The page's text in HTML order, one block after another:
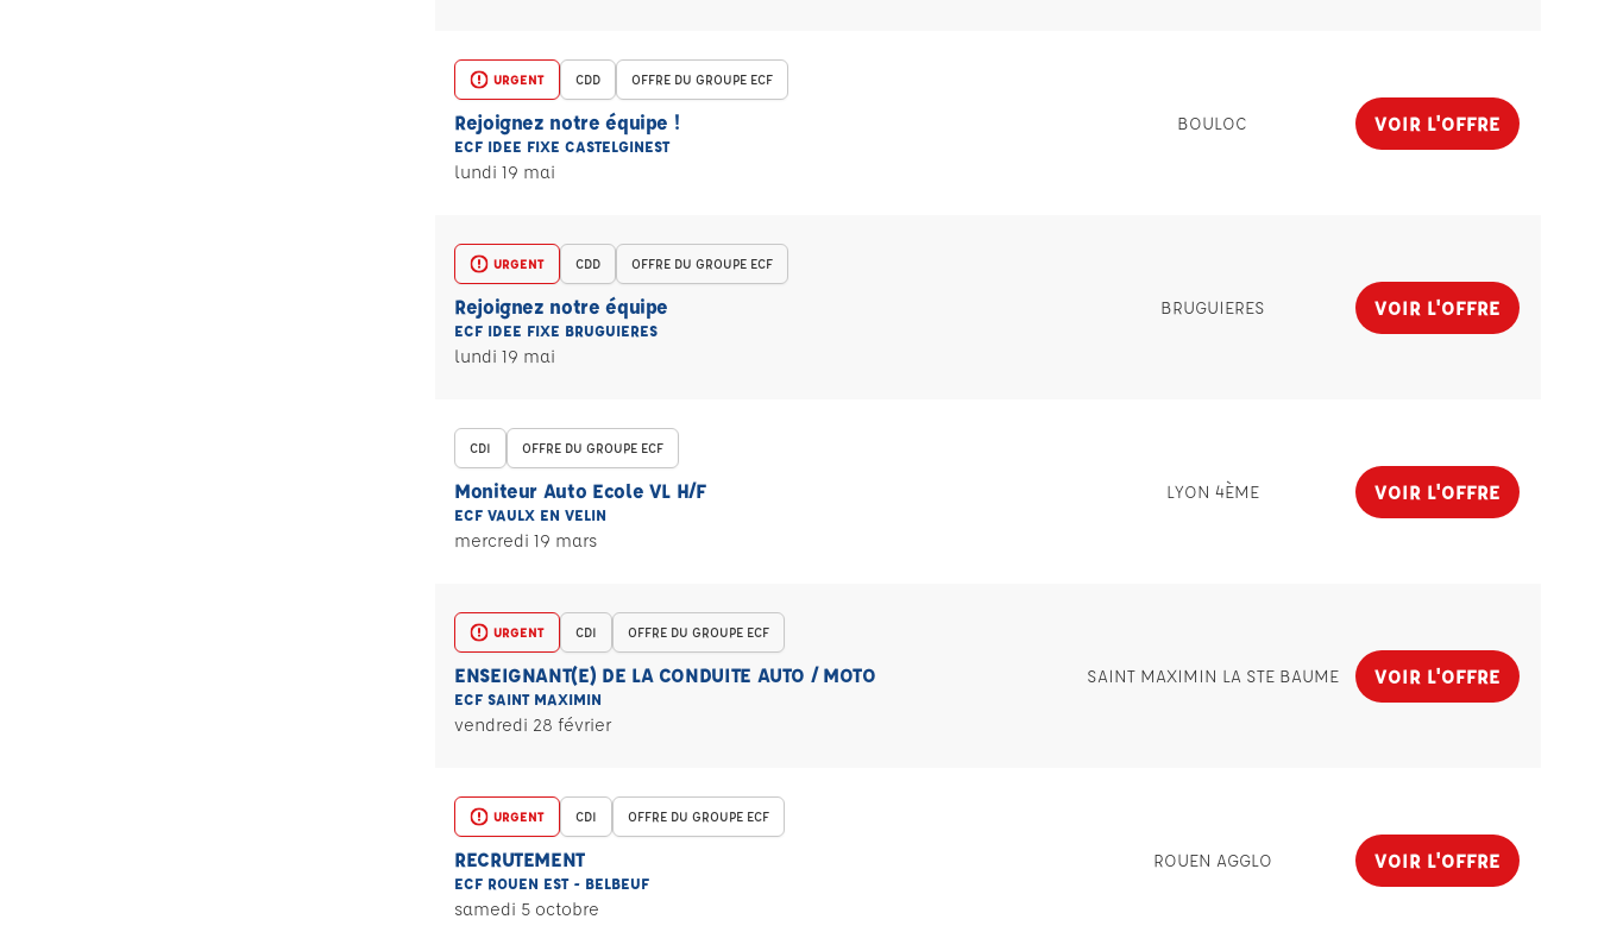
URGENT CDD OFFRE DU GROUPE ECF
Rejoignez notre équipe !
ECF IDEE FIXE CASTELGINEST
lundi 19 mai
BOULOC VOIR L'OFFRE
URGENT CDD OFFRE DU GROUPE ECF
Rejoignez notre équipe
ECF IDEE FIXE BRUGUIERES
lundi 19 mai
BRUGUIERES VOIR L'OFFRE
CDI OFFRE DU GROUPE ECF
Moniteur Auto Ecole VL H/F
ECF VAULX EN VELIN
mercredi 19 mars
LYON 4ÈME VOIR L'OFFRE
URGENT CDI OFFRE DU GROUPE ECF
ENSEIGNANT(E) DE LA CONDUITE AUTO / MOTO
ECF SAINT MAXIMIN
vendredi 28 février
SAINT MAXIMIN LA STE BAUME VOIR L'OFFRE
URGENT CDI OFFRE DU GROUPE ECF
RECRUTEMENT
ECF ROUEN EST - BELBEUF
samedi 5 octobre
ROUEN AGGLO VOIR L'OFFRE